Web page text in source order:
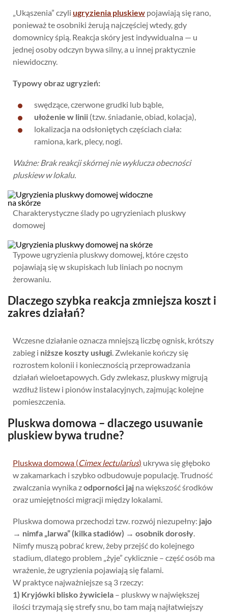
„Ukąszenia” czyli ugryzienia pluskiew pojawiają się rano,
ponieważ te osobniki żerują najczęściej wtedy, gdy
domownicy śpią. Reakcja skóry jest indywidualna — u
jednej osoby odczyn bywa silny, a u innej praktycznie
niewidoczny.
Typowy obraz ugryzień:
swędzące, czerwone grudki lub bąble,
ułożenie w linii (tzw. śniadanie, obiad, kolacja),
lokalizacja na odsłoniętych częściach ciała:
ramiona, kark, plecy, nogi.
Ważne: Brak reakcji skórnej nie wyklucza obecności
pluskiew w lokalu.
Charakterystyczne ślady po ugryzieniach pluskwy
domowej
Typowe ugryzienia pluskwy domowej, które często
pojawiają się w skupiskach lub liniach po nocnym
żerowaniu.
Dlaczego szybka reakcja zmniejsza koszt i
zakres działań?
Wczesne działanie oznacza mniejszą liczbę ognisk, krótszy
zabieg i niższe koszty usługi. Zwlekanie kończy się
rozrostem kolonii i koniecznością przeprowadzania
działań wieloetapowych. Gdy zwlekasz, pluskwy migrują
wzdłuż listew i pionów instalacyjnych, zajmując kolejne
pomieszczenia.
Pluskwa domowa – dlaczego usuwanie
pluskiew bywa trudne?
Pluskwa domowa (Cimex lectularius) ukrywa się głęboko
w zakamarkach i szybko odbudowuje populację. Trudność
zwalczania wynika zodporności jaj na większość środków
oraz umiejętności migracji między lokalami.
Pluskwa domowa przechodzi tzw. rozwój niezupełny: jajo
→ nimfa „larwa” (kilka stadiów) → osobnik dorosły.
Nimfy muszą pobrać krew, żeby przejść do kolejnego
stadium, dlatego problem „żyje” cyklicznie – część osób ma
wrażenie, że ugryzienia pojawiają się falami.
W praktyce najważniejsze są 3 rzeczy:
1) Kryjówki blisko żywiciela – pluskwy w największej
ilości trzymają się strefy snu, bo tam mają najłatwiejszy